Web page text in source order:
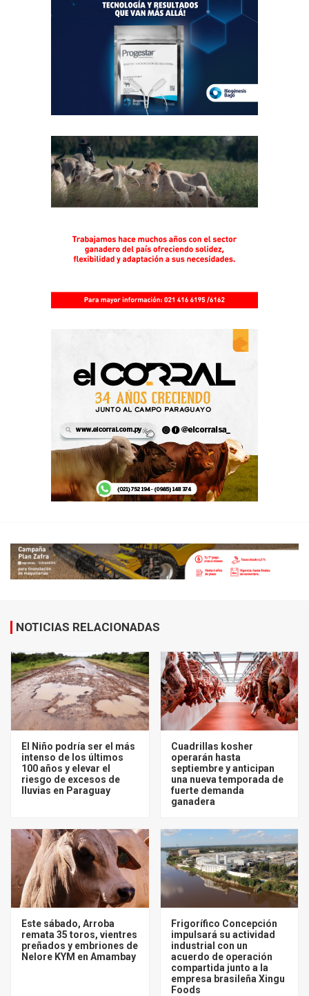
NOTICIAS RELACIONADAS
El Niño podría ser el más
intenso de los últimos
100 años y elevar el
riesgo de excesos de
lluvias en Paraguay
Cuadrillas kosher
operarán hasta
septiembre y anticipan
una nueva temporada de
fuerte demanda
ganadera
Este sábado, Arroba
remata 35 toros, vientres
preñados y embriones de
Nelore KYM en Amambay
Frigorífico Concepción
impulsará su actividad
industrial con un
acuerdo de operación
compartida junto a la
empresa brasileña Xingu
Foods